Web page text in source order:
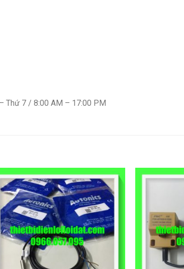
Thứ 7 / 8:00 AM – 17:00 PM